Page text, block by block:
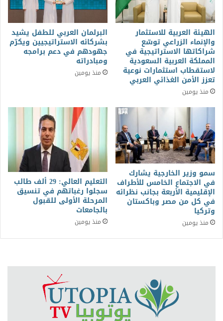
الهيئة العربية للاستثمار
والإنماء الزراعي توسّع
شراكاتها الاستراتيجية في
المملكة العربية السعودية
لاستقطاب استثمارات نوعية
تعزز الأمن الغذائي العربي
منذ يومين
البرلمان العربي للطفل يشيد
بشركائه الاستراتيجيين ويكرّم
جهودهم في دعم برامجه
ومبادراته
منذ يومين
سمو وزير الخارجية يشارك
في الاجتماع الخامس للأطراف
الإقليمية الأربعة بجانب نظرائه
في كل من مصر وباكستان
وتركيا
منذ يومين
التعليم العالي: 29 ألف طالب
سجلوا رغباتهم في تنسيق
المرحلة الأولى للقبول
بالجامعات
منذ يومين